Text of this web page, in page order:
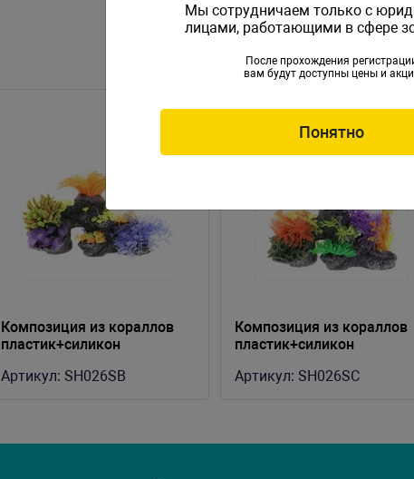
Композиция из кораллов
пластик+силикон
Артикул: SH026SB
Композиция из кораллов
пластик+силикон
Артикул: SH026SC
Мы сотрудничаем только с
лицами, работающими в сфере
После прохождения
вам будут доступны цены и
Понятно